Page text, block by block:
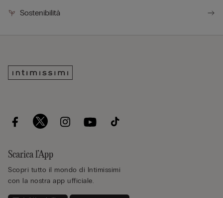
Sostenibilità
Scarica l’App
Scopri tutto il mondo di Intimissimi
con la nostra app ufficiale.